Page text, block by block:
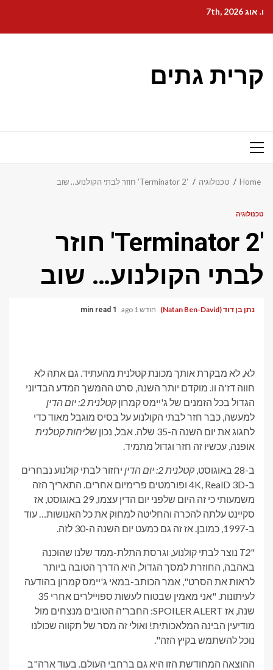
content
ו. אוג 7th, 2026
קרית גתים
Primary
Home טכנולוגיה 'Terminator 2' חוזר לבתי הקולנוע… שוב
טכנולוגיה
'Terminator 2' חוזר
לבתי הקולנוע… שוב
נתן בן דוד (Natan Ben-David) חודש 1 ago 1 min read
לא, לא מבקרת אותך מכונת קטלנית מהעתיד. גם אתה לא
חווה דז'ה וו. מוקדם יותר השנה, סרט ההמשך המדע הבדיוני
הגדול בכל הזמנים של ג'יימס קמרון קטלנית 2: יום הדין
למעשה, כבר חזר לבתי הקולנוע על בסיס מוגבל מאוד כדי
לחגוג את יום השנה ה-35 שלה. אבל, נכון
שליחות קטלנית
אופנה, עכשיו זה חזר וגדול מתמיד.
ב-28 באוגוסט, קטלנית 2: יום הדין
יחזור לבתי קולנוע נבחרים
ב-4K, RealD 3D ופורמטים פרימיום אחרים. התאריך הזה
משמעותי כי זה היום שלפני יום הדין עצמו, 29 באוגוסט, אז
סקיינט עלתה להכרה והחליטה למחוק את כל האנושות… עוד
ב-1997, כמובן. אז זה גם כמעט יום השנה ה-30 לזה.
"
T2 נוצר לבתי קולנוע, וגרסת התלת-ממד שלנו שהוכנה
באהבה, החוזרת למסך הגדול, היא הדרך הטובה ביותר
לראות את הסרט", אמר הכותב-במאי ג'יימס קמרון בהודעה
לעיתונות. "אני מאמין שבטוח לעשות ספויילרים אחרי 35
שנה, אז SPOILER ALERT: החבר'ה הטובים מנצחים מול
מודיעין הבינה המלאכותית! ואולי זה מסר של תקווה שכולנו
נוכל להשתמש בקיץ הזה".
ההוצאה המחודשת הזו היא גם ברחבי העולם. בעוד ארה"ב